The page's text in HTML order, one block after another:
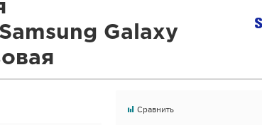
Galaxy
Сравнить